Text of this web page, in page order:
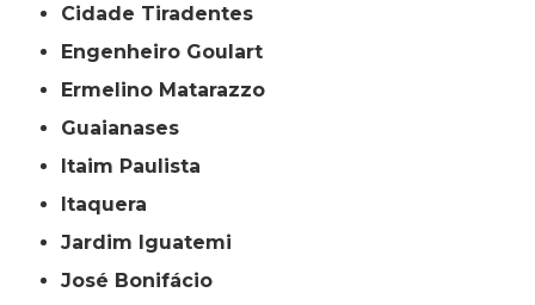
Cidade Tiradentes
Engenheiro Goulart
Ermelino Matarazzo
Guaianases
Itaim Paulista
Itaquera
Jardim Iguatemi
José Bonifácio